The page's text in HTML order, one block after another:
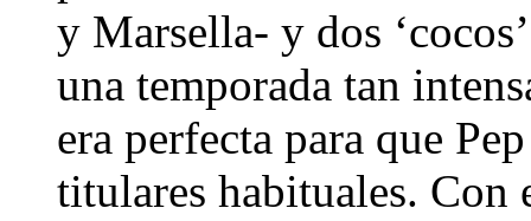
y Marsella- y dos
una temporada tan
era perfecta para que
titulares habituales. Con